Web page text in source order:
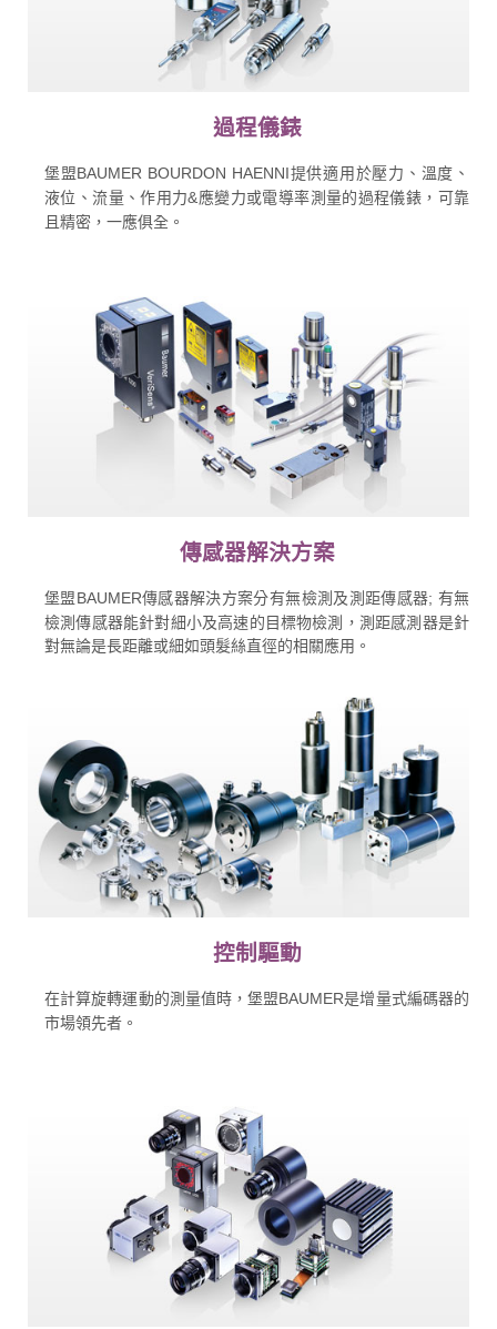
過程儀錶
堡盟BAUMER BOURDON HAENNI提供適用於壓力、溫度、
液位、流量、作用力&應變力或電導率測量的過程儀錶，可靠
且精密，一應俱全。
傳感器解決方案
堡盟BAUMER傳感器解決方案分有無檢測及測距傳感器; 有無
檢測傳感器能針對細小及高速的目標物檢測，測距感測器是針
對無論是長距離或細如頭髮絲直徑的相關應用。
控制驅動
在計算旋轉運動的測量值時，堡盟BAUMER是增量式編碼器的
市場領先者。